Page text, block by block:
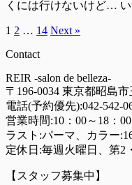
くには行けないけど…
1 2 … 14 Next »
Contact
REIR -salon de belleza-
〒196-0034 東京都昭島
電話(予約優先):042-542-
営業時間:10：00～18：00
ラスト:パーマ、カラー
定休日:毎週火曜日、第2
【スタッフ募集中】